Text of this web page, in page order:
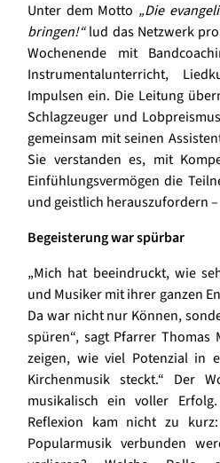
Unter dem Motto„Die
bringen!“lud das Netzwerk
Wochenende mit
Instrumentalunterricht,
Impulsen ein. Die Leitung
Schlagzeuger und
gemeinsam mit seinen
Sie verstanden es, mit
Einfühlungsvermögen die
und geistlich herauszufordern
Begeisterung war spürbar
„Mich hat beeindruckt, wie
und Musiker mit ihrer ganzen
Da war nicht nur Können,
spüren“, sagt Pfarrer Thomas
zeigen, wie viel Potenzial in
Kirchenmusik steckt.“ Der
musikalisch ein voller
Reflexion kam nicht zu
Popularmusik verbunden